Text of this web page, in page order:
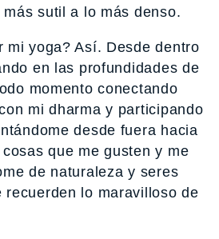
sutil a lo más denso.
mi yoga? Así. Desde dentro
en las profundidades de
momento conectando
mi dharma y participando
desde fuera hacia
que me gusten y me
de naturaleza y seres
recuerden lo maravilloso de